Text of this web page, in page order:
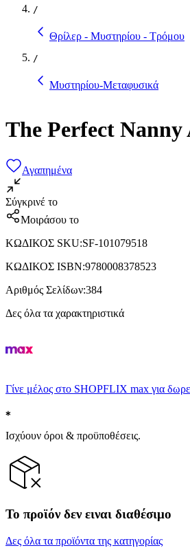
/
Θρίλερ - Μυστηρίου - Τρόμου
/
Μυστηρίου-Μεταφυσικά
The Perfect
Αγαπημένα
Σύγκρινέ το
Μοιράσου το
ΚΩΔΙΚΟΣ SKU:SF-101079518
ΚΩΔΙΚΟΣ ISBN:9780008378523
Αριθμός Σελίδων:384
Δες όλα τα χαρακτηριστικά
Γίνε μέλος στο SHOPFLIX max για
Ισχύουν όροι & προϋποθέσεις.
Το προϊόν δεν ειναι διαθέσιμο
Δες όλα τα προϊόντα της κατηγορίας